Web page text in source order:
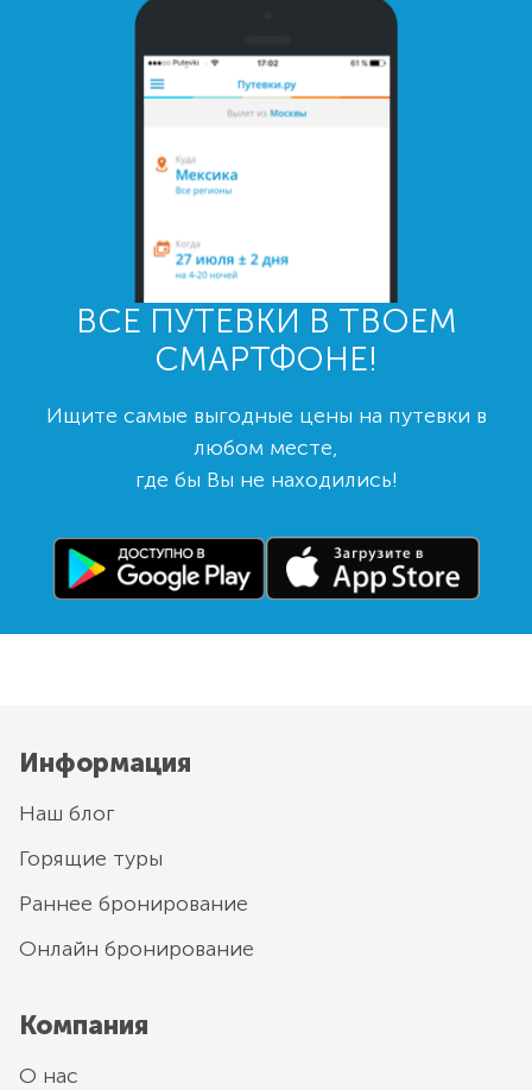
ВСЕ ПУТЕВКИ В ТВОЕМ
СМАРТФОНЕ!
Ищите самые выгодные цены на путевки в
любом месте,
где бы Вы не находились!
Информация
Наш блог
Горящие туры
Раннее бронирование
Онлайн бронирование
Компания
О нас